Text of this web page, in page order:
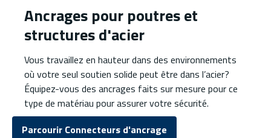
Ancrages pour poutres et
structures d'acier
Vous travaillez en hauteur dans des environnements
où votre seul soutien solide peut être dans l’acier?
Équipez-vous des ancrages faits sur mesure pour ce
type de matériau pour assurer votre sécurité.
Parcourir Connecteurs d'ancrage